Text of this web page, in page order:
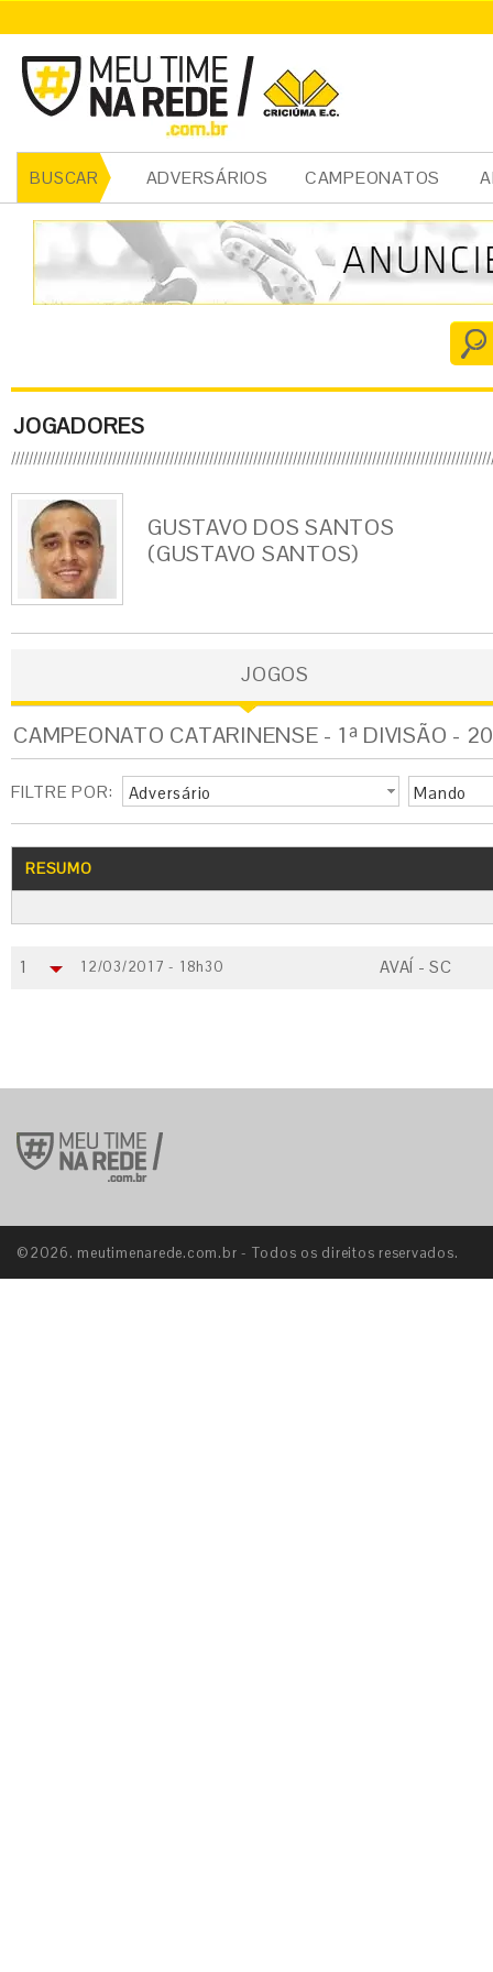
BUSCAR ADVERSÁRIOS CAMPEONATOS
JOGADORES
GUSTAVO DOS SANTOS
(GUSTAVO SANTOS)
JOGOS
CAMPEONATO CATARINENSE - 1ª DIVISÃO -
FILTRE POR: Adversário Mando
RESUMO
1 12/03/2017 - 18h30 AVAÍ - SC
©2026. meutimenarede.com.br - Todos os direitos reservados.